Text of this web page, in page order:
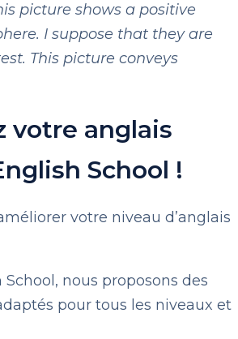
picture shows a positive
I suppose that they are
This picture conveys
votre anglais
School !
votre niveau d’anglais
nous proposons des
pour tous les niveaux et